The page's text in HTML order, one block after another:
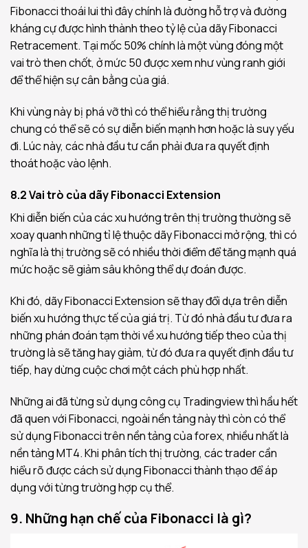
Fibonacci thoái lui thì đây chính là đường hỗ trợ và đường
kháng cự được hình thành theo tỷ lệ của dãy Fibonacci
Retracement. Tại mốc 50% chính là một vùng đóng một
vai trò then chốt, ở mức 50 được xem như vùng ranh giới
để thể hiện sự cân bằng của giá.
Khi vùng này bị phá vỡ thì có thể hiểu rằng thị trường
chung có thể sẽ có sự diễn biến mạnh hơn hoặc là suy yếu
đi. Lúc này, các nhà đầu tư cần phải đưa ra quyết định
thoát hoặc vào lệnh.
8.2 Vai trò của dãy Fibonacci Extension
Khi diễn biến của các xu hướng trên thị trường thường sẽ
xoay quanh những tỉ lệ thuộc dãy Fibonacci mở rộng, thì có
nghĩa là thị trường sẽ có nhiều thời điểm để tăng mạnh quá
mức hoặc sẽ giảm sâu không thể dự đoán được.
Khi đó, dãy Fibonacci Extension sẽ thay đổi dựa trên diễn
biến xu hướng thực tế của giá trị. Từ đó nhà đầu tư đưa ra
những phán đoán tạm thời về xu hướng tiếp theo của thị
trường là sẽ tăng hay giảm, từ đó đưa ra quyết định đầu tư
tiếp, hay dừng cuộc chơi một cách phù hợp nhất.
Những ai đã từng sử dụng công cụ Tradingview thì hầu hết
đã quen với Fibonacci, ngoài nền tảng này thì còn có thể
sử dụng Fibonacci trên nền tảng của forex, nhiều nhất là
nền tảng MT4. Khi phân tích thị trường, các trader cần
hiểu rõ được cách sử dụng Fibonacci thành thạo để áp
dụng với từng trường hợp cụ thể.
9. Những hạn chế của Fibonacci là gì?